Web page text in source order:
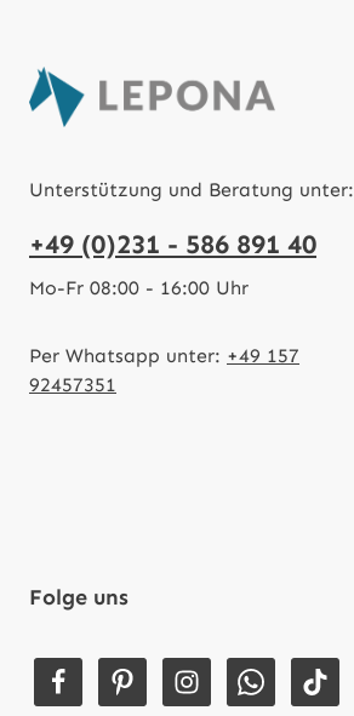
Unterstützung und Beratung unter:
+49 (0)231 - 586 891 40
Mo-Fr 08:00 - 16:00 Uhr
Per Whatsapp unter: +49 157
92457351
Folge uns